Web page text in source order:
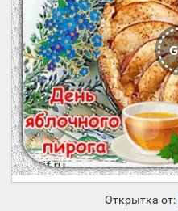
Открытка от: